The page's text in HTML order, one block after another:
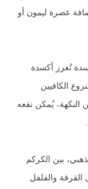
عصرة ليمون أو
تُعزز أكسدة
الكافيين
النكهة، يُمكن نقعه
بين الكركم
القرفة والفلفل